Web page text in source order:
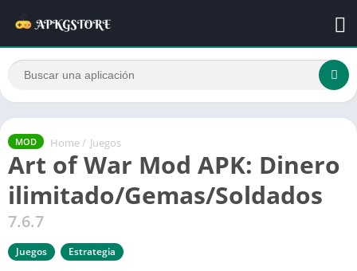
MOD Home / Juegos
Art of War Mod APK: Dinero
ilimitado/Gemas/Soldados
7.6.7
Juegos Estrategia